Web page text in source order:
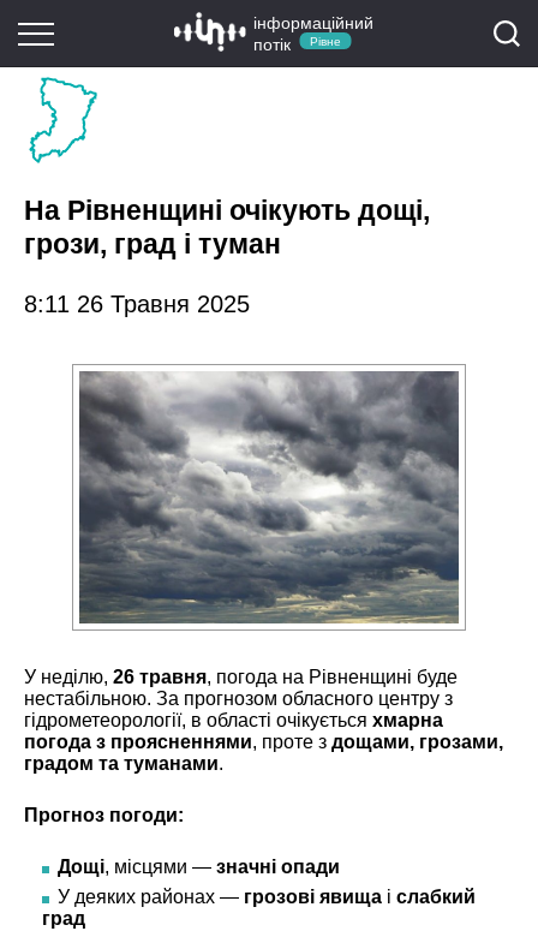
інформаційний
потік
Рівне
На Рівненщині очікують дощі,
грози, град і туман
8:11 26 Травня 2025
У неділю, 26 травня, погода на Рівненщині буде
нестабільною. За прогнозом обласного центру з
гідрометеорології, в області очікується хмарна
погода з проясненнями, проте з дощами, грозами,
градом та туманами.
Прогноз погоди:
Дощі, місцями — значні опади
У деяких районах — грозові явища і слабкий
град